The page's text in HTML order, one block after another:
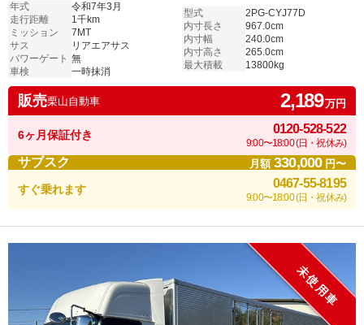
年式
令和7年3月
走行距離
1千km
ミッション
7MT
サス
リアエアサス
パワーゲート 無
車検
一時抹消
型式
2PG-CYJ77D
内寸長さ
967.0cm
内寸幅
240.0cm
内寸高さ
265.0cm
最大積載
13800kg
販売栗山自動車 2,189万円
6ヶ月保証付き 0120-528-522
9:00〜18:00 (日・祝休み)
サブスク 月額330,000円〜
すぐ乗れます 0467-55-8195
9:00〜18:00 (日・祝休み)
未使用車